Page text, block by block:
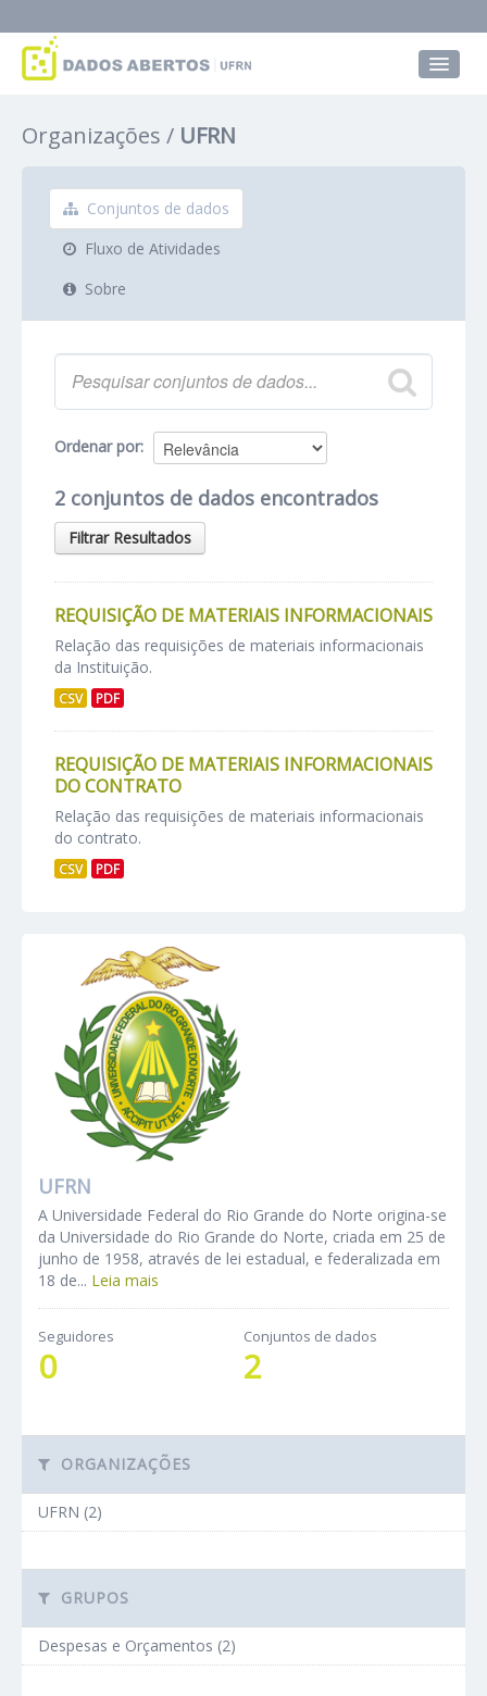
Grupos
Sobre
Organizações UFRN
Conjuntos de dados
Fluxo de Atividades
Sobre
Ordenar por
2 conjuntos de dados encontrados
Filtrar Resultados
REQUISIÇÃO DE MATERIAIS INFORMACIONAIS
Relação das requisições de materiais informacionais
da Instituição.
CSV PDF
REQUISIÇÃO DE MATERIAIS INFORMACIONAIS
DO CONTRATO
Relação das requisições de materiais informacionais
do contrato.
CSV PDF
UFRN
A Universidade Federal do Rio Grande do Norte origina-se
da Universidade do Rio Grande do Norte, criada em 25 de
junho de 1958, através de lei estadual, e federalizada em
18 de... Leia mais
Seguidores
0
Conjuntos de dados
2
ORGANIZAÇÕES
UFRN (2)
GRUPOS
Despesas e Orçamentos (2)